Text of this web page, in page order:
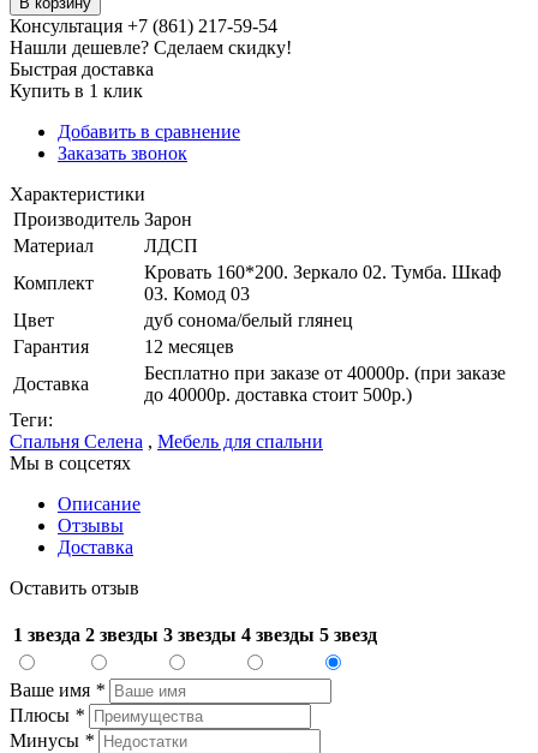
Консультация +7 (861) 217-59-54
Нашли дешевле? Сделаем скидку!
Быстрая доставка
Купить в 1 клик
Добавить в сравнение
Заказать звонок
Характеристики
Производитель Зарон
Материал
ЛДСП
Комплект
Кровать 160*200. Зеркало 02. Тумба. Шкаф
03. Комод 03
Цвет
дуб сонома/белый глянец
Гарантия
12 месяцев
Доставка
Бесплатно при заказе от 40000р. (при заказе
до 40000р. доставка стоит 500р.)
Теги:
Спальня Селена , Мебель для спальни
Мы в соцсетях
Описание
Отзывы
Доставка
Оставить отзыв
1 звезда 2 звезды 3 звезды 4 звезды 5 звезд
Ваше имя *
Плюсы *
Минусы *